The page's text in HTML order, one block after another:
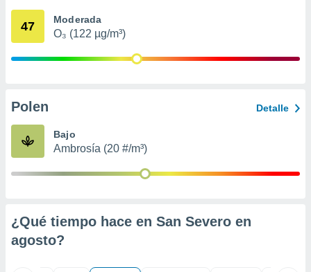
e
publicidad
1199
47 Moderada
O₃ (122 µg/m³)
Polen Detalle
Bajo
Ambrosía (20 #/m³)
¿Qué tiempo hace en San Severo en
agosto?